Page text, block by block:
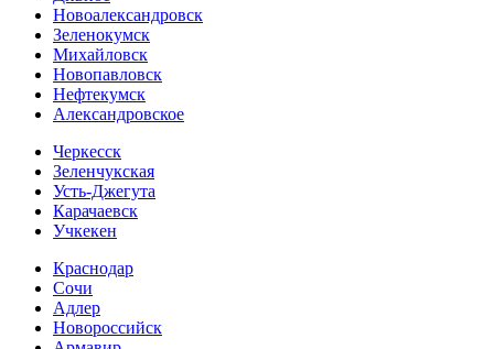
Новоалександровск
Зеленокумск
Михайловск
Новопавловск
Нефтекумск
Александровское
Черкесск
Зеленчукская
Усть-Джегута
Карачаевск
Учкекен
Краснодар
Сочи
Адлер
Новороссийск